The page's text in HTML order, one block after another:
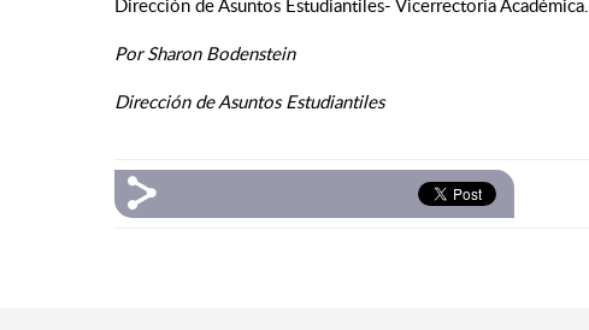
Dirección de Asuntos Estudiantiles- Vicerrectoría Académica.
Por Sharon Bodenstein
Dirección de Asuntos Estudiantiles